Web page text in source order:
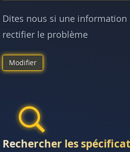
Dites nous si une information
rectifier le problème
Modifier
Rechercher les